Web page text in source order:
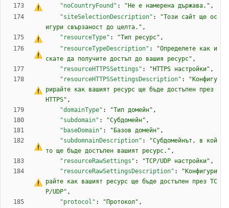
"noCountryFound" : " Не е намерена държава." ,
"siteSelectionDescription" :
"Този сайт ще ос
игури свързаност до целта." ,
"resourceType" : "Тип ресурс" ,
"resourceTypeDescription" :
"Определете как и
скате да получите достъп до вашия ресурс" ,
"resourceHTTPSSettings" : "HTTPS настройки" ,
"resourceHTTPSSettingsDescription" :
"Конфигу
рирайте как вашият ресурс ще бъде достъпен през
HTTPS" ,
"domainType" : "Тип домейн" ,
"subdomain" : "Субдомейн" ,
"baseDomain" : "Базов домейн" ,
"subdomnainDescription" :
"Субдомейнът, в кой
то ще бъде достъпен вашият ресурс." ,
"resourceRawSettings" : "TCP/UDP настройки" ,
"resourceRawSettingsDescription" :
"Конфигури
райте как вашият ресурс ще бъде достъпен през TC
P/UDP" ,
"protocol" : "Протокол" ,